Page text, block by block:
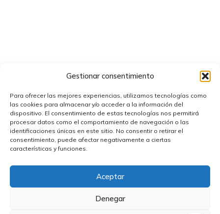
Gestionar consentimiento
Para ofrecer las mejores experiencias, utilizamos tecnologías como
las cookies para almacenar y/o acceder a la información del
dispositivo. El consentimiento de estas tecnologías nos permitirá
procesar datos como el comportamiento de navegación o las
identificaciones únicas en este sitio. No consentir o retirar el
consentimiento, puede afectar negativamente a ciertas
características y funciones.
Aceptar
Denegar
Escoda 1267 Pincel Redondo Kolinsky-Tajmyr
Miniature nº1
17,58€ IVA incluido